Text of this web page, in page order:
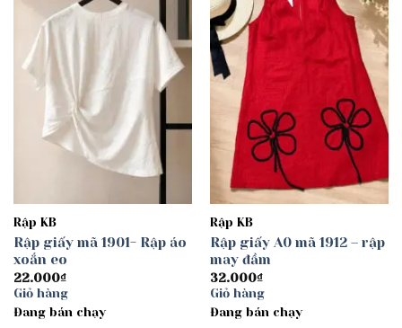
wishlist
Rập KB
Rập giấy mã 1901- Rập áo
xoắn eo
22.000₫
Giỏ hàng
Đang bán chạy
Add to
wishlist
Rập KB
Rập giấy A0 mã 1912 – rập
may đầm
32.000₫
Giỏ hàng
Đang bán chạy